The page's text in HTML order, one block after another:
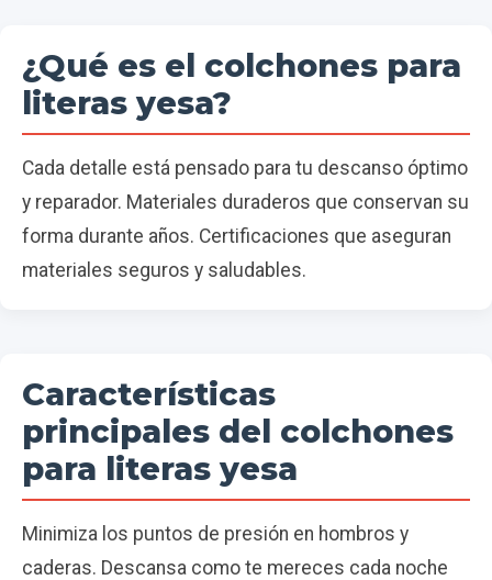
¿Qué es el colchones para
literas yesa?
Cada detalle está pensado para tu descanso óptimo
y reparador. Materiales duraderos que conservan su
forma durante años. Certificaciones que aseguran
materiales seguros y saludables.
Características
principales del colchones
para literas yesa
Minimiza los puntos de presión en hombros y
caderas. Descansa como te mereces cada noche